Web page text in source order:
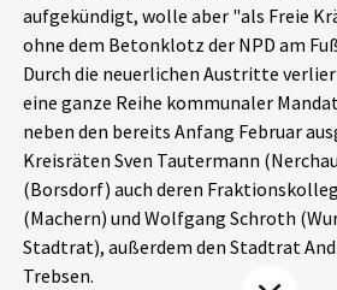
Unterstützer_innen
Spenden
chronik.LE in der Presse
aufgekündigt, wolle aber "als Freie
ohne dem Betonklotz der NPD am
Durch die neuerlichen Austritte
eine ganze Reihe kommunaler
neben den bereits Anfang Februar
Kreisräten Sven Tautermann
(Borsdorf) auch deren
(Machern) und Wolfgang Schroth
Stadtrat), außerdem den Stadtrat
Trebsen.